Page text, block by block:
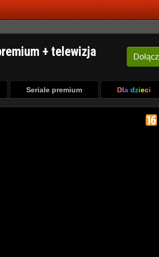
Dołącz
+ telewizja
Seriale premium Dla dzieci